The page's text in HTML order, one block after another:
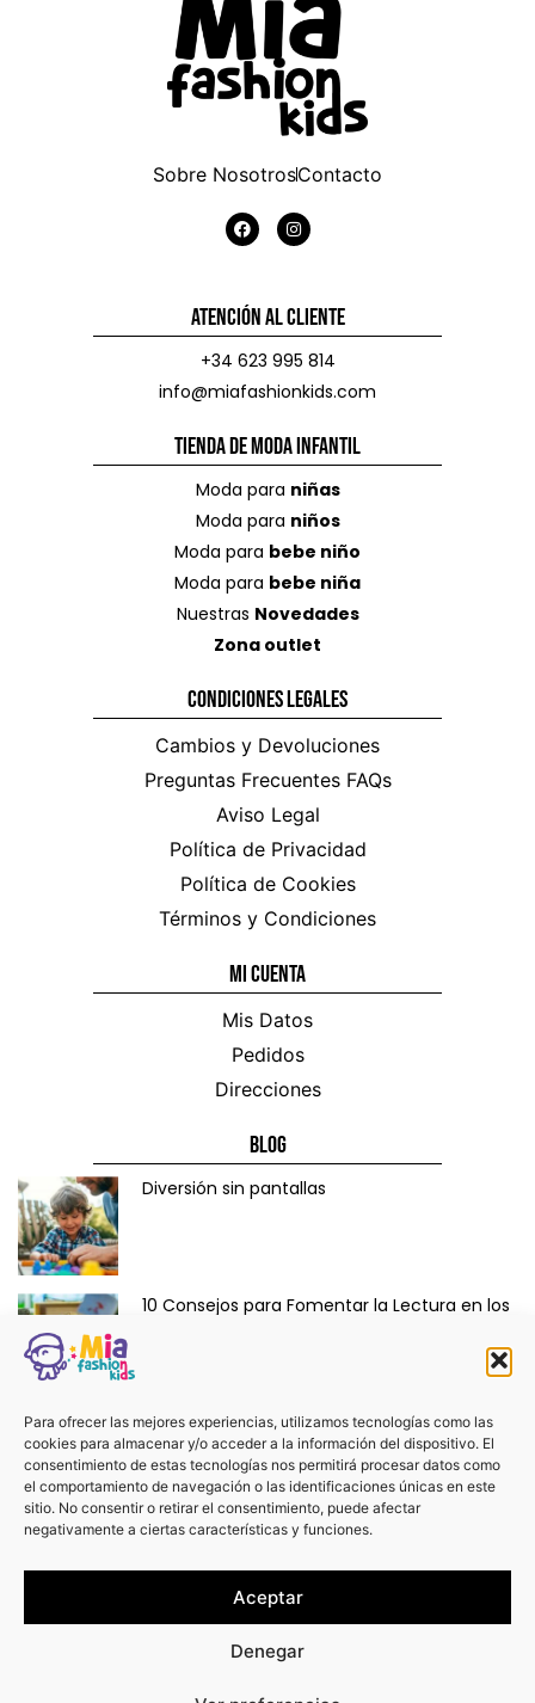
Para ofrecer las mejores experiencias, utilizamos tecnologías como las
cookies para almacenar y/o acceder a la información del dispositivo. El
consentimiento de estas tecnologías nos permitirá procesar datos como
el comportamiento de navegación o las identificaciones únicas en este
sitio. No consentir o retirar el consentimiento, puede afectar
negativamente a ciertas características y funciones.
Aceptar
Denegar
Sobre NosotrosContacto
Atención al Cliente
+34 623 995 814
info@miafashionkids.com
Tienda de Moda Infantil
Moda para niñas
Moda para niños
Moda para bebe niño
Moda para bebe niña
Nuestras Novedades
Zona outlet
Condiciones Legales
Cambios y Devoluciones
Preguntas Frecuentes FAQs
Aviso Legal
Política de Privacidad
Política de Cookies
Términos y Condiciones
Mi CUENTA
Mis Datos
Pedidos
Direcciones
Blog
Diversión sin pantallas
10 Consejos para Fomentar la Lectura en los
Ropa y Accesorios para Bebés Recién
Nacidos: La Dulzura de Vestir a los Más
Pequeños.
¡No te pierdas otros artículos!
Ver más